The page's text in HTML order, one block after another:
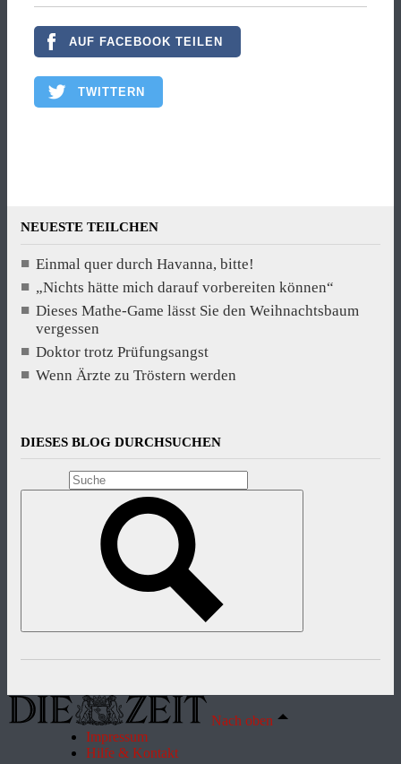
AUF FACEBOOK TEILEN
TWITTERN
NEUESTE TEILCHEN
Einmal quer durch Havanna, bitte!
„Nichts hätte mich darauf vorbereiten können“
Dieses Mathe-Game lässt Sie den Weihnachtsbaum
vergessen
Doktor trotz Prüfungsangst
Wenn Ärzte zu Tröstern werden
DIESES BLOG DURCHSUCHEN
Nach oben
Impressum
Hilfe & Kontakt